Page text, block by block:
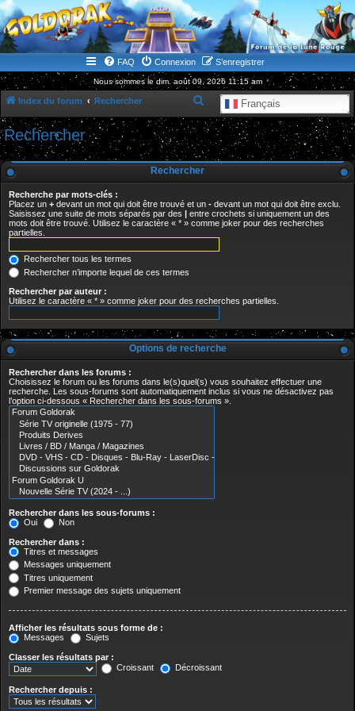
WWW.GOLDORAKGO.COM
le site de la Lune Rouge
FAQ Connexion S’enregistrer
Nous sommes le dim. août 09, 2026 11:15 am
Index du forum Rechercher Français
e
c
h
c
e
Rechercher
Rechercher
Recherche par mots-clés :
Placez un + devant un mot qui doit être trouvé et un - devant un mot qui doit être exclu.
Saisissez une suite de mots séparés par des | entre crochets si uniquement un des
mots doit être trouvé. Utilisez le caractère « * » comme joker pour des recherches
partielles.
Rechercher tous les termes
Rechercher n’importe lequel de ces termes
Rechercher par auteur :
Utilisez le caractère « * » comme joker pour des recherches partielles.
Options de recherche
Rechercher dans les forums :
Choisissez le forum ou les forums dans le(s)quel(s) vous souhaitez effectuer une
recherche. Les sous-forums sont automatiquement inclus si vous ne désactivez pas
l’option ci-dessous « Rechercher dans les sous-forums ».
Rechercher dans les sous-forums :
Oui
Non
Rechercher dans :
Titres et messages
Messages uniquement
Titres uniquement
Premier message des sujets uniquement
Afficher les résultats sous forme de :
Messages
Sujets
Classer les résultats par :
Croissant
Décroissant
Rechercher depuis :